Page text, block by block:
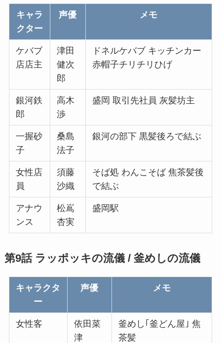
キャラ
クター
声優 メモ
ケバブ
店店主
津田
健次
郎
ドネルケバブ キッチンカー
赤帽子チリチリひげ
銀河鉄
郎
高木
渉
盛岡 取引先社員 灰髪坊主
一握砂
子
桑島
法子
銀河の部下 黒髪後ろで結ぶ
女性店
員
須藤
沙織
そば処 わんこそば 焦茶髪後
で結ぶ
アナウ
ンス
松嶌
杏実
盛岡駅
第9話 ラッポッキの流儀 / 釜めしの流儀
キャラクタ
ー
声優 メモ
女性客
依田菜
津
釜めし｢釜どん屋｣ 焦
茶髪